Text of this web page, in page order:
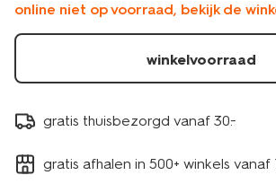
online niet op voorraad, bekijk de
winkelvoorraad
gratis thuisbezorgd vanaf 30.-
gratis afhalen in 500+ winkels vanaf